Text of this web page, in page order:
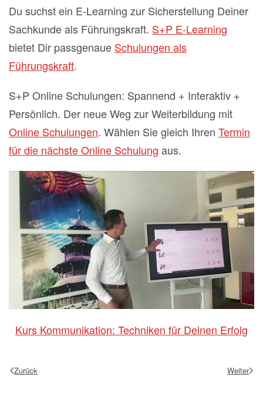
Du suchst ein E-Learning zur Sicherstellung Deiner
Sachkunde als Führungskraft. S+P E-Learning
bietet Dir passgenaue Schulungen als
Führungskraft.
S+P Online Schulungen: Spannend + Interaktiv +
Persönlich. Der neue Weg zur Weiterbildung mit
Online Schulungen. Wählen Sie gleich Ihren Termin
für die nächste Online Schulung aus.
Kurs Kommunikation: Techniken für Deinen Erfolg
Zurück Weiter